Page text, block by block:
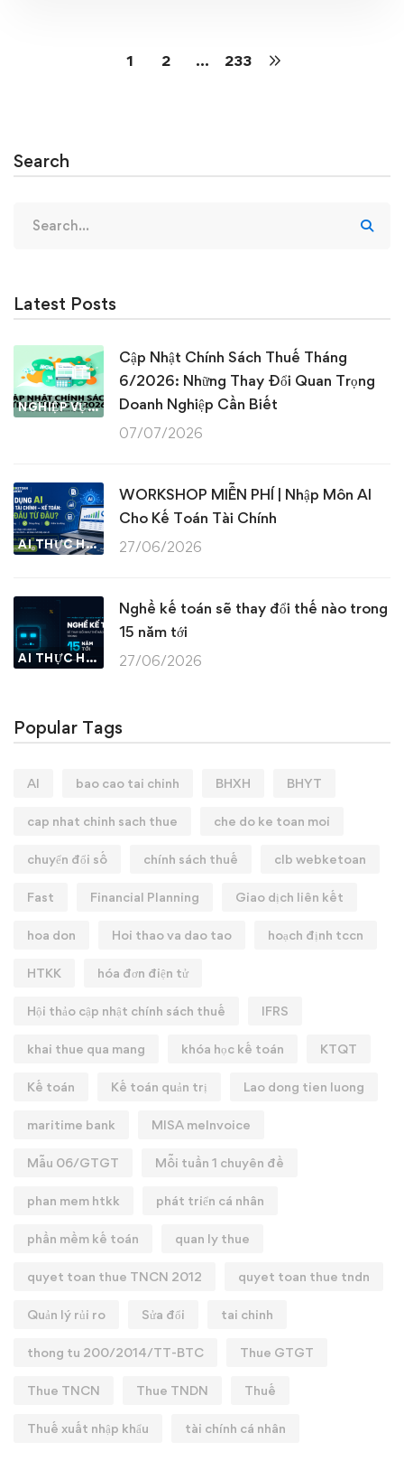
1 2 … 233
Search
for:
Latest Posts
NGHIỆP VỤ KẾ TOÁN & THUẾ
Cập Nhật Chính Sách Thuế Tháng
6/2026: Những Thay Đổi Quan Trọng
Doanh Nghiệp Cần Biết
07/07/2026
AI THỰC HÀNH
WORKSHOP MIỄN PHÍ | Nhập Môn AI
Cho Kế Toán Tài Chính
27/06/2026
AI THỰC HÀNH
Nghề kế toán sẽ thay đổi thế nào trong
15 năm tới
27/06/2026
Popular Tags
AI bao cao tai chinh BHXH BHYT
cap nhat chinh sach thue che do ke toan moi
chuyển đổi số chính sách thuế clb webketoan
Fast Financial Planning Giao dịch liên kết
hoa don Hoi thao va dao tao hoạch định tccn
HTKK hóa đơn điện tử
Hội thảo cập nhật chính sách thuế IFRS
khai thue qua mang khóa học kế toán KTQT
Kế toán Kế toán quản trị Lao dong tien luong
maritime bank MISA meInvoice
Mẫu 06/GTGT Mỗi tuần 1 chuyên đề
phan mem htkk phát triển cá nhân
phần mềm kế toán quan ly thue
quyet toan thue TNCN 2012 quyet toan thue tndn
Quản lý rủi ro Sửa đổi tai chinh
thong tu 200/2014/TT-BTC Thue GTGT
Thue TNCN Thue TNDN Thuế
Thuế xuất nhập khẩu tài chính cá nhân